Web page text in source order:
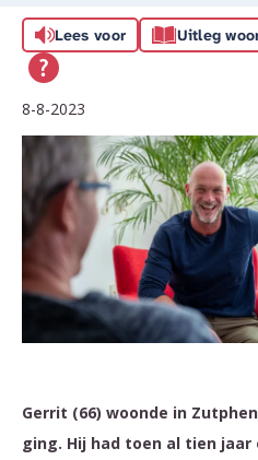
Lees voor Uitleg
8-8-2023
Gerrit (66) woonde in
ging. Hij had toen al tien